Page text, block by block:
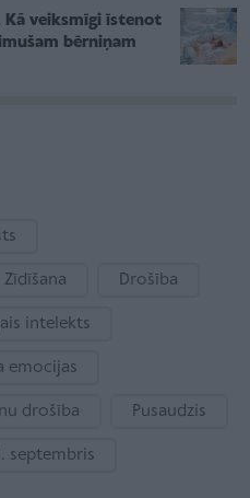
veiksmīgi īstenot
bērniņam
Zīdīšana Drošība
intelekts
emocijas
drošība Pusaudzis
septembris